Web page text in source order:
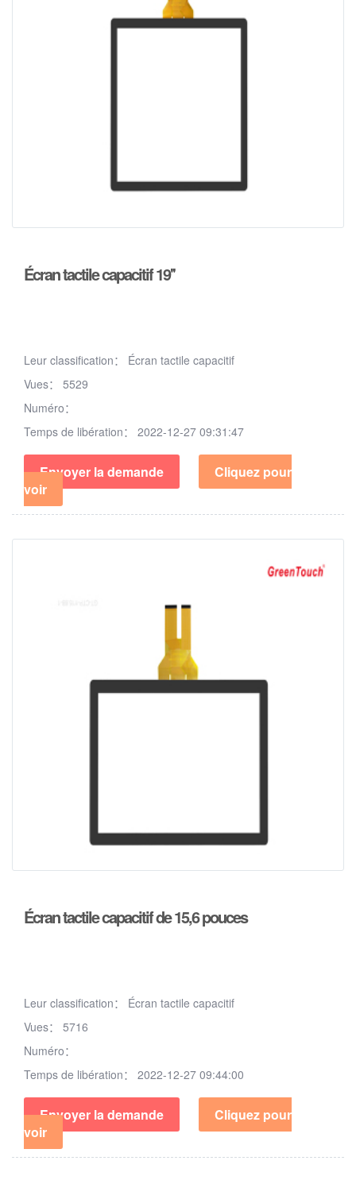
Écran tactile capacitif 19''
Leur classification： Écran tactile capacitif
Vues： 5529
Numéro：
Temps de libération： 2022-12-27 09:31:47
Envoyer la demande
Cliquez pour
voir
Écran tactile capacitif de 15,6 pouces
Leur classification： Écran tactile capacitif
Vues： 5716
Numéro：
Temps de libération： 2022-12-27 09:44:00
Envoyer la demande
Cliquez pour
voir